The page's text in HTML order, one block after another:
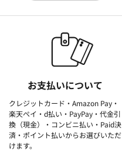
お支払いについて
クレジットカード・Amazon Pay・
楽天ぺイ・d払い・PayPay・代金引
換（現金）・コンビニ払い・Paid決
済・ポイント払いからお選びいただ
けます。